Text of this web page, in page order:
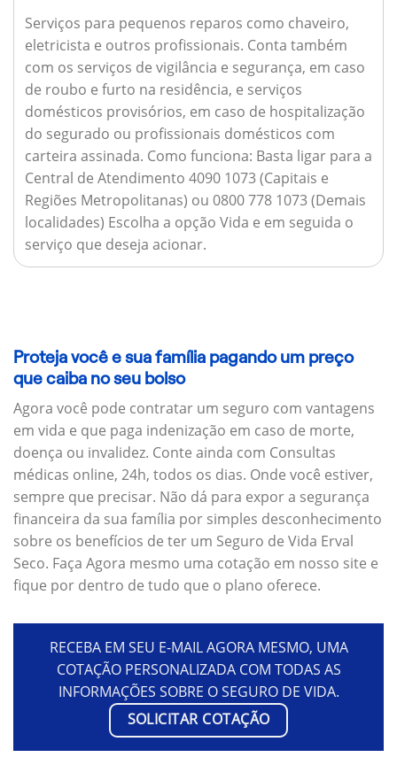
Serviços para pequenos reparos como chaveiro,
eletricista e outros profissionais. Conta também
com os serviços de vigilância e segurança, em caso
de roubo e furto na residência, e serviços
domésticos provisórios, em caso de hospitalização
do segurado ou profissionais domésticos com
carteira assinada. Como funciona: Basta ligar para a
Central de Atendimento 4090 1073 (Capitais e
Regiões Metropolitanas) ou 0800 778 1073 (Demais
localidades) Escolha a opção Vida e em seguida o
serviço que deseja acionar.
Proteja você e sua família pagando um preço
que caiba no seu bolso
Agora você pode contratar um seguro com vantagens
em vida e que paga indenização em caso de morte,
doença ou invalidez. Conte ainda com Consultas
médicas online, 24h, todos os dias. Onde você estiver,
sempre que precisar. Não dá para expor a segurança
financeira da sua família por simples desconhecimento
sobre os benefícios de ter um Seguro de Vida Erval
Seco. Faça Agora mesmo uma cotação em nosso site e
fique por dentro de tudo que o plano oferece.
RECEBA EM SEU E-MAIL AGORA MESMO, UMA
COTAÇÃO PERSONALIZADA COM TODAS AS
INFORMAÇÕES SOBRE O SEGURO DE VIDA.
SOLICITAR COTAÇÃO